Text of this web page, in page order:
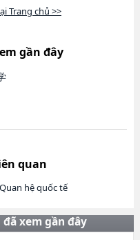
Trang chủ >>
gần đây
quan
hệ quốc tế
xem gần đây